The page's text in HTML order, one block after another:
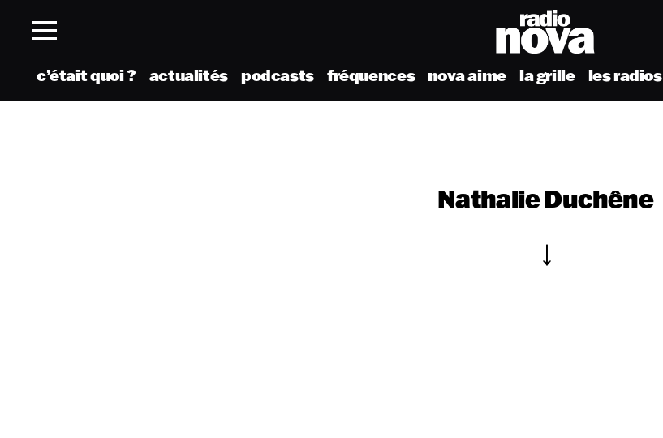
c’était quoi ? actualités podcasts fréquences nova aime la grille les radios
Nathalie Duchêne